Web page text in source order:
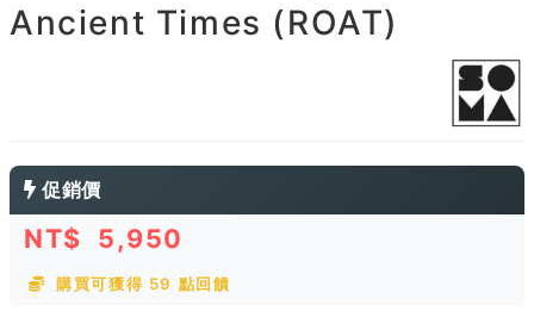
Ancient Times (ROAT)
促銷價
NT$ 5,950
購買可獲得 59 點回饋